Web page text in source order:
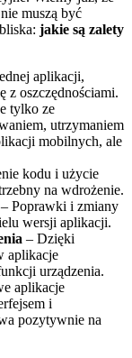
muszą być
jakie są zalety
aplikacji,
z oszczędnościami.
tylko ze
utrzymaniem
mobilnych, ale
kodu i użycie
na wdrożenie.
– Poprawki i zmiany
wersji aplikacji.
– Dzięki
aplikacje
urządzenia.
aplikacje
i
pozytywnie na